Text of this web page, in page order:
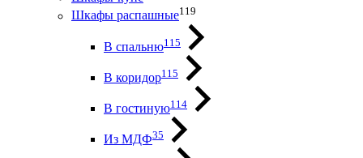
Шкафы распашные119
В спальню115
В коридор115
В гостиную114
Из МДФ35